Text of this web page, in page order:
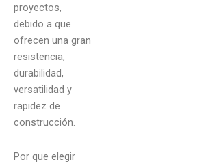
proyectos,
debido a que
ofrecen una gran
resistencia,
durabilidad,
versatilidad y
rapidez de
construcción.
Por que elegir